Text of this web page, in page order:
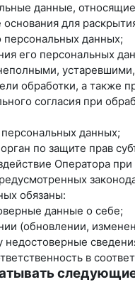
данные,
основания для
персональных данных;
его персональных
обработки, а также
согласия при
персональных данных;
по защите прав
Оператора
обязаны:
данные о себе;
(обновлении,
в